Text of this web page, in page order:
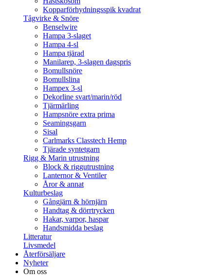
Kopparförhydningsspik kvadrat
Tågvirke & Snöre
Benselwire
Hampa 3-slaget
Hampa 4-sl
Hampa tjärad
Manilarep, 3-slagen dagspris
Bomullsnöre
Bomullslina
Hampex 3-sl
Dekorline svart/marin/röd
Tjärmärling
Hampsnöre extra prima
Seamingsgarn
Sisal
Carlmarks Classtech Hemp
Tjärade syntetgarn
Rigg & Marin utrustning
Block & riggutrustning
Lanternor & Ventiler
Åror & annat
Kulturbeslag
Gångjärn & hörnjärn
Handtag & dörrtrycken
Hakar, varpor, haspar
Handsmidda beslag
Litteratur
Livsmedel
Återförsäljare
Nyheter
Om oss